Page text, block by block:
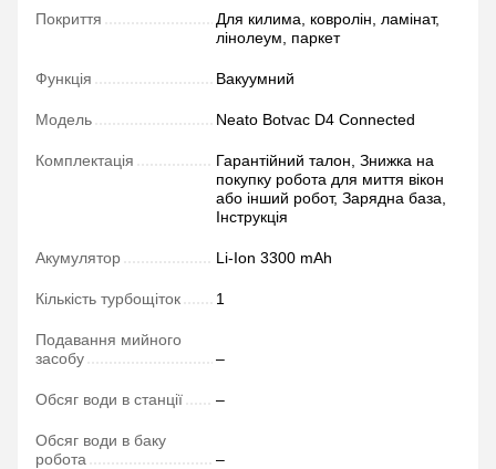
Покриття
Для килима, ковролін, ламінат,
лінолеум, паркет
Функція Вакуумний
Модель Neato Botvac D4 Connected
Комплектація
Гарантійний талон, Знижка на
покупку робота для миття вікон
або інший робот, Зарядна база,
Інструкція
Акумулятор Li-Ion 3300 mAh
Кількість турбощіток 1
Подавання мийного
засобу
–
Обсяг води в станції –
Обсяг води в баку
робота
–